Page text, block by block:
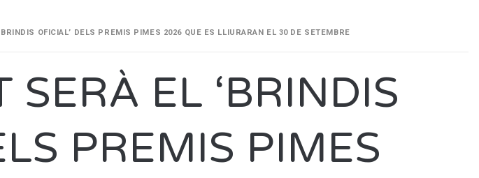
OFICIAL’ DELS PREMIS PIMES 2026 QUE ES LLIURARAN EL 30 DE SETEMBRE
SERÀ EL ‘BRINDIS
PREMIS PIMES